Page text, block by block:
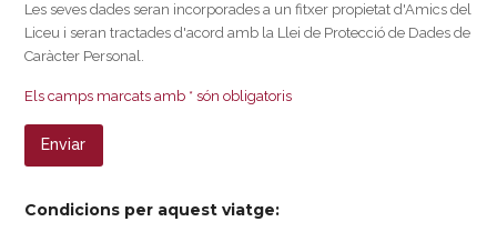
Les seves dades seran incorporades a un fitxer propietat d'Amics del
Liceu i seran tractades d'acord amb la Llei de Protecció de Dades de
Caràcter Personal.
Els camps marcats amb * són obligatoris
Condicions per aquest viatge: